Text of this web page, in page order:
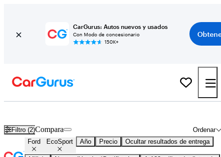
CarGurus: Autos nuevos y usados
Con Modo de concesionario
150K+
Filtro (2) Ordenar
Compara
Ford EcoSport Año Precio Ocultar resultados de entrega